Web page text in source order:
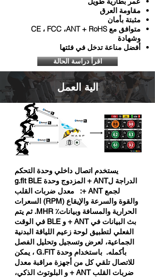
مقاومة العرق
مثبتة بأمان
متوافق مع CE ، FCC ،ANT + RoHS
وشهادة
أفضل مناعة تدخل في فئتها
اقرأ دراسة الحالة
الية العمل
يستخدم اتصال داخلي وحدة التحكم
الدراجة لANT + المزدوج وحدة g.fit BLE
لجمع ANT +: معدل ضربات القلب
والقوة والسرعة والإيقاع (RPM) السعرات
الحرارية والمسافة وبيانات٪ MHR. ثم يتم
بث البيانات في ANT + و BLE في الوقت
الفعلي لتطبيق لوحة زعيم اللياقة البدنية
الجماعية، لعرض وتسجيل وتحليل الفصل
بأكمله. باستخدام وحدة G.FIT ، يمكن
للاتصال تلقي كل من أجهزة مراقبة معدل
ضربات القلب ANT + و البلوتوث الذكي،